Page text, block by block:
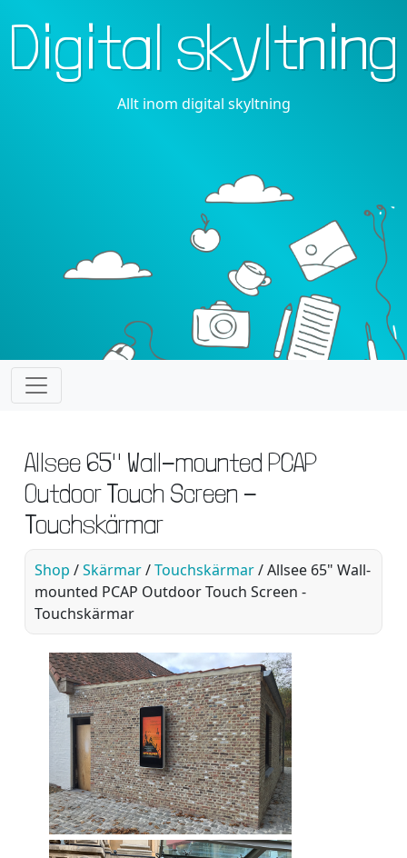
Digital skyltning
Allt inom digital skyltning
Allsee 65" Wall-mounted PCAP
Outdoor Touch Screen -
Touchskärmar
Shop /Skärmar/Touchskärmar/ Allsee 65" Wall-
mounted PCAP Outdoor Touch Screen -
Touchskärmar